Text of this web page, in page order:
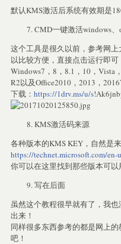
默认KMS激活后系统有效期是
CMD一键激活windows
这个工具是很久以前，参考网
以比较方便，直接点击运行即可
Windows7，8，8.1，10，Vista
R2以及Office2010，2013，
下载： https://1drv.ms/u/s
KMS激活码来源
各种版本的KMS KEY，自然是
https://technet.microsoft.com/
你可以在这里找到那些版本可
写在后面
虽然这个教程很早就有了，我
出来！
同样很多东西参考的都是网上
吧！